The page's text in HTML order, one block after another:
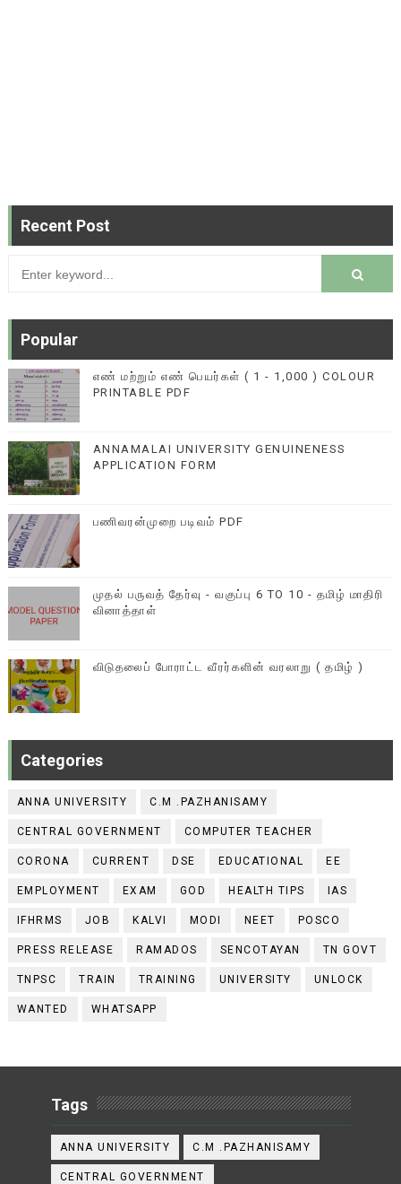
Recent Post
Popular
எண் மற்றும் எண் பெயர்கள் ( 1 - 1,000 ) COLOUR
PRINTABLE PDF
ANNAMALAI UNIVERSITY GENUINENESS
APPLICATION FORM
பணிவரன்முறை படிவம் PDF
முதல் பருவத் தேர்வு - வகுப்பு 6 TO 10 - தமிழ் மாதிரி
வினாத்தாள்
விடுதலைப் போராட்ட வீரர்களின் வரலாறு ( தமிழ் )
Categories
ANNA UNIVERSITY C.M .PAZHANISAMY
CENTRAL GOVERNMENT COMPUTER TEACHER
CORONA CURRENT DSE EDUCATIONAL EE
EMPLOYMENT EXAM GOD HEALTH TIPS IAS
IFHRMS JOB KALVI MODI NEET POSCO
PRESS RELEASE RAMADOS SENCOTAYAN TN GOVT
TNPSC TRAIN TRAINING UNIVERSITY UNLOCK
WANTED WHATSAPP
Tags
ANNA UNIVERSITY C.M .PAZHANISAMY
CENTRAL GOVERNMENT